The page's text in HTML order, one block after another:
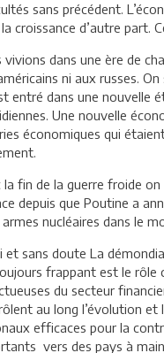
sans précédent.
croissance d’autre part.
vivions dans une ère de
ni aux russes.
entré dans une nouvelle
Une nouvelle
économiques qui
la fin de la guerre froide
depuis que Poutine a
armes nucléaires dans le
et sans doute La
frappant est le rôle
du secteur
au long l’évolution et
efficaces pour la
vers des pays à